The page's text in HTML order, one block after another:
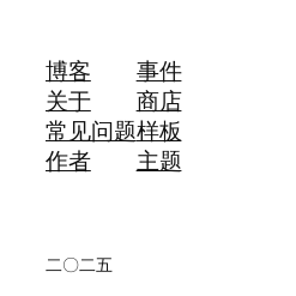
博客
关于
常见问题
作者
事件
商店
样板
主题
二〇二五